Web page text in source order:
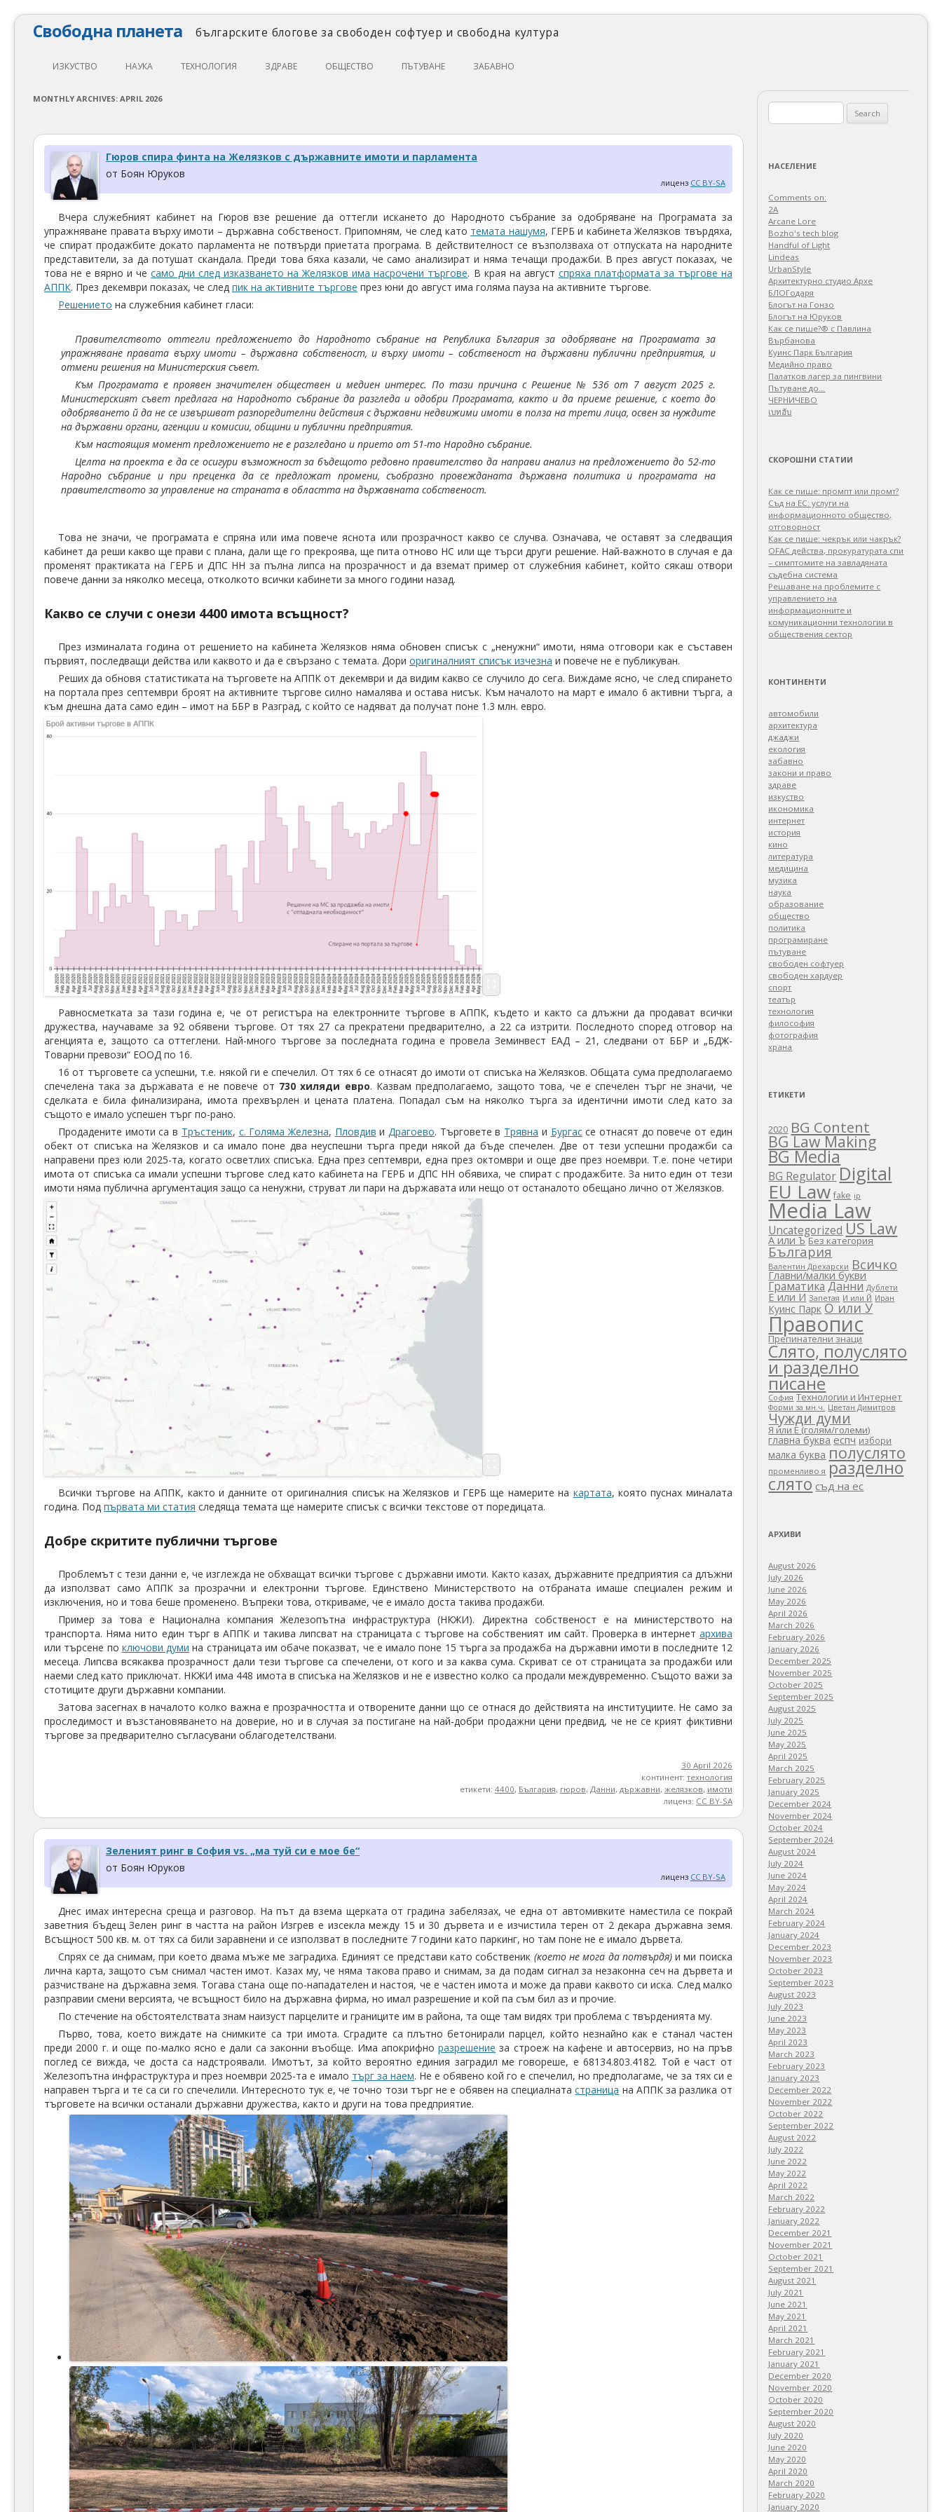
Свободна планета българските блогове за свободен софтуер и свободна култура
Skip
to
ИЗКУСТВО
КИНО
МУЗИКА
ФОТОГРАФИЯ
НАУКА
ФИЗИКА
ОБРАЗОВАНИЕ
ТЕХНОЛОГИЯ
СВОБОДЕН ХАРДУЕР
ДЖАДЖИ
ИНТЕРНЕТ
ЗДРАВЕ ОБЩЕСТВО
ЦИФРОВИ ПРАВА
ПЪТУВАНЕ ЗАБАВНО
MONTHLY ARCHIVES:APRIL 2026
Гюров спира финта на Желязков с държавните имоти и парламента
от Боян Юруков
лиценз CC BY-SA
Вчера служебният кабинет на Гюров взе решение да оттегли искането до Народното събрание за одобряване на Програмата за
упражняване правата върху имоти – държавна собственост. Припомням, че след като темата нашумя, ГЕРБ и кабинета Желязков твърдяха,
че спират продажбите докато парламента не потвърди приетата програма. В действителност се възползваха от отпуската на народните
представители, за да потушат скандала. Преди това бяха казали, че само анализират и няма течащи продажби. В през август показах, че
това не е вярно и чесамо дни след изказването на Желязков има насрочени търгове. В края на август спряха платформата за търгове на
АППК. През декември показах, че следпик на активните търгове през юни до август има голяма пауза на активните търгове.
Решението на служебния кабинет гласи:
Правителството оттегли предложението до Народното събрание на Република България за одобряване на Програмата за
упражняване правата върху имоти – държавна собственост, и върху имоти – собственост на държавни публични предприятия, и
отмени решения на Министерския съвет.
Към Програмата е проявен значителен обществен и медиен интерес. По тази причина с Решение № 536 от 7 август 2025 г.
Министерският съвет предлага на Народното събрание да разгледа и одобри Програмата, както и да приеме решение, с което до
одобряването й да не се извършват разпоредителни действия с държавни недвижими имоти в полза на трети лица, освен за нуждите
на държавни органи, агенции и комисии, общини и публични предприятия.
Към настоящия момент предложението не е разгледано и прието от 51-то Народно събрание.
Целта на проекта е да се осигури възможност за бъдещото редовно правителство да направи анализ на предложението до 52-то
Народно събрание и при преценка да се предложат промени, съобразно провежданата държавна политика и програмата на
правителството за управление на страната в областта на държавната собственост.
Това не значи, че програмата е спряна или има повече яснота или прозрачност какво се случва. Означава, че оставят за следващия
кабинет да реши какво ще прави с плана, дали ще го прекроява, ще пита отново НС или ще търси други решение. Най-важното в случая е да
променят практиката на ГЕРБ и ДПС НН за пълна липса на прозрачност и да вземат пример от служебния кабинет, който сякаш отвори
повече данни за няколко месеца, отколкото всички кабинети за много години назад.
Какво се случи с онези 4400 имота всъщност?
През изминалата година от решението на кабинета Желязков няма обновен списък с „ненужни“ имоти, няма отговори как е съставен
първият, последващи действа или каквото и да е свързано с темата. Дориоригиналният списък изчезна и повече не е публикуван.
Реших да обновя статистиката на търговете на АППК от декември и да видим какво се случило до сега. Виждаме ясно, че след спирането
на портала през септември броят на активните търгове силно намалява и остава нисък. Към началото на март е имало 6 активни търга, а
към днешна дата само един – имот на ББР в Разград, с който се надяват да получат поне 1.3 млн. евро.
Равносметката за тази година е, че от регистъра на електронните търгове в АППК, където и както са длъжни да продават всички
дружества, научаваме за 92 обявени търгове. От тях 27 са прекратени предварително, а 22 са изтрити. Последното според отговор на
агенцията е, защото са оттеглени. Най-много търгове за последната година е провела Земинвест ЕАД – 21, следвани от ББР и „БДЖ-
Товарни превози“ ЕООД по 16.
16 от търговете са успешни, т.е. някой ги е спечелил. От тях 6 се отнасят до имоти от списъка на Желязков. Общата сума предполагаемо
спечелена така за държавата е не повече от 730 хиляди евро. Казвам предполагаемо, защото това, че е спечелен търг не значи, че
сделката е била финализирана, имота прехвърлен и цената платена. Попадал съм на няколко търга за идентични имоти след като за
същото е имало успешен търг по-рано.
Продадените имоти са в Тръстеник, с. Голяма Железна, Пловдив иДрагоево. Търговете в Трявна и Бургассе отнасят до повече от един
обект от списъка на Желязков и са имало поне два неуспешни търга преди някой да бъде спечелен. Две от тези успешни продажби са
направени през юли 2025-та, когато осветлих списъка. Една през септември, една през октомври и още две през ноември. Т.е. поне четири
имота от списъка са имали успешни търгове след като кабинета на ГЕРБ и ДПС НН обявиха, че спират с продажбите. За нито един от тези
имоти няма публична аргументация защо са ненужни, струват ли пари на държавата или нещо от останалото обещано лично от Желязков.
Всички търгове на АППК, както и данните от оригиналния списък на Желязков и ГЕРБ ще намерите на картата, която пуснах миналата
година. Подпървата ми статия следяща темата ще намерите списък с всички текстове от поредицата.
Добре скритите публични търгове
Проблемът с тези данни е, че изглежда не обхващат всички търгове с държавни имоти. Както казах, държавните предприятия са длъжни
да използват само АППК за прозрачни и електронни търгове. Единствено Министерството на отбраната имаше специален режим и
изключения, но и това беше променено. Въпреки това, откриваме, че е имало доста такива продажби.
Пример за това е Национална компания Железопътна инфраструктура (НКЖИ). Директна собственост е на министерството на
транспорта. Няма нито един търг в АППК и такива липсват на страницата с търгове на собственият им сайт. Проверка в интернет архива
или търсене по ключови думи на страницата им обаче показват, че е имало поне 15 търга за продажба на държавни имоти в последните 12
месеца. Липсва всякаква прозрачност дали тези търгове са спечелени, от кого и за каква сума. Скриват се от страницата за продажби или
наеми след като приключат. НКЖИ има 448 имота в списъка на Желязков и не е известно колко са продали междувременно. Същото важи за
стотиците други държавни компании.
Затова засегнах в началото колко важна е прозрачността и отворените данни що се отнася до действията на институциите. Не само за
проследимост и възстановяването на доверие, но и в случая за постигане на най-добри продажни цени предвид, че не се крият фиктивни
търгове за предварително съгласувани облагодетелствани.
30 April 2026
континент: технология
етикети: 4400, България, гюров, Данни, държавни, желязков, имоти
лиценз: CC BY-SA
Зеленият ринг в София vs. „ма туй си е мое бе“
от Боян Юруков
лиценз CC BY-SA
Днес имах интересна среща и разговор. На път да взема щерката от градина забелязах, че една от автомивките наместила се покрай
заветния бъдещ Зелен ринг в частта на район Изгрев е изсекла между 15 и 30 дървета и е изчистила терен от 2 декара държавна земя.
Всъщност 500 кв. м. от тях са били заравнени и се използват в последните 7 години като паркинг, но там поне не е имало дървета.
Спрях се да снимам, при което двама мъже ме заградиха. Единият се представи като собственик (което не мога да потвърдя)и ми поиска
лична карта, защото съм снимал частен имот. Казах му, че няма такова право и снимам, за да подам сигнал за незаконна сеч на дървета и
разчистване на държавна земя. Тогава стана още по-нападателен и настоя, че е частен имота и може да прави каквото си иска. След малко
разправии смени версията, че всъщност било на държавна фирма, но имал разрешение и кой па съм бил аз и прочие.
По стечение на обстоятелствата знам наизуст парцелите и границите им в района, та още там видях три проблема с твърденията му.
Първо, това, което виждате на снимките са три имота. Сградите са плътно бетонирали парцел, който незнайно как е станал частен
преди 2000 г. и още по-малко ясно е дали са законни въобще. Има апокрифноразрешение за строеж на кафене и автосервиз, но на пръв
поглед се вижда, че доста са надстроявали. Имотът, за който вероятно единия заградил ме говореше, е 68134.803.4182. Той е част от
Железопътна инфраструктура и през ноември 2025-та е имало търг за наем. Не е обявено кой го е спечелил, но предполагаме, че за тях си е
направен търга и те са си го спечелили. Интересното тук е, че точно този търг не е обявен на специалнатастраница на АППК за разлика от
търговете на всички останали държавни дружества, както и други на това предприятие.
for:
НАСЕЛЕНИЕ
Comments on:
2A
Arcane Lore
Bozho's tech blog
Handful of Light
Lindeas
UrbanStyle
Архитектурно студио Архе
БЛОГодаря
Блогът на Гонзо
Блогът на Юруков
Как се пише?® с Павлина
Върбанова
Куинс Парк България
Медийно право
Палатков лагер зa пингвини
Пътуване до…
ЧЕРНИЧЕВО
เบทฮับ
СКОРОШНИ СТАТИИ
Как се пише: промпт или промт?
Съд на ЕС: услуги на
информационното общество,
отговорност
Как се пише: чекрък или чакрък?
OFAC действа, прокуратурата спи
– симптомите на завладяната
съдебна система
Решаване на проблемите с
управлението на
информационните и
комуникационни технологии в
обществения сектор
КОНТИНЕНТИ
автомобили
архитектура
джаджи
екология
забавно
закони и право
здраве
изкуство
икономика
интернет
история
кино
литература
медицина
музика
наука
образование
общество
политика
програмиране
пътуване
свободен софтуер
свободен хардуер
спорт
театър
технология
философия
фотография
храна
ЕТИКЕТИ
2020 BG Content
BG Law Making
BG Media
BG Regulator Digital
EU Law fake ip
Media Law
Uncategorized US Law
А или Ъ Без категория
България
Валентин Дрехарски Всичко
Главни/малки букви
Граматика Данни Дублети
Е или И Запетая И или Й Иран
Куинс Парк О или У
Правопис
Препинателни знаци
Слято, полуслято
и разделно
писане
София Технологии и Интернет
Форми за мн.ч. Цветан Димитров
Чужди думи
Я или Е (голям/големи)
главна буква еспч избори
малка буква полуслято
променливо я разделно
слято съд на ес
АРХИВИ
August 2026
July 2026
June 2026
May 2026
April 2026
March 2026
February 2026
January 2026
December 2025
November 2025
October 2025
September 2025
August 2025
July 2025
June 2025
May 2025
April 2025
March 2025
February 2025
January 2025
December 2024
November 2024
October 2024
September 2024
August 2024
July 2024
June 2024
May 2024
April 2024
March 2024
February 2024
January 2024
December 2023
November 2023
October 2023
September 2023
August 2023
July 2023
June 2023
May 2023
April 2023
March 2023
February 2023
January 2023
December 2022
November 2022
October 2022
September 2022
August 2022
July 2022
June 2022
May 2022
April 2022
March 2022
February 2022
January 2022
December 2021
November 2021
October 2021
September 2021
August 2021
July 2021
June 2021
May 2021
April 2021
March 2021
February 2021
January 2021
December 2020
November 2020
October 2020
September 2020
August 2020
July 2020
June 2020
May 2020
April 2020
March 2020
February 2020
January 2020